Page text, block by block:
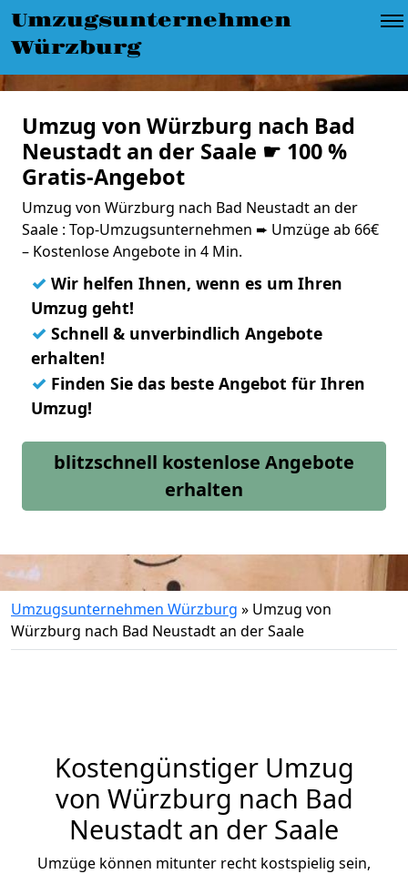
Umzugsunternehmen
Würzburg
Umzug von Würzburg nach Bad
Neustadt an der Saale ☛ 100 %
Gratis-Angebot
Umzug von Würzburg nach Bad Neustadt an der
Saale : Top-Umzugsunternehmen ➨ Umzüge ab 66€
– Kostenlose Angebote in 4 Min.
✓ Wir helfen Ihnen, wenn es um Ihren
Umzug geht!
✓ Schnell & unverbindlich Angebote
erhalten!
✓ Finden Sie das beste Angebot für Ihren
Umzug!
blitzschnell kostenlose Angebote
erhalten
Umzugsunternehmen Würzburg » Umzug von
Würzburg nach Bad Neustadt an der Saale
Kostengünstiger Umzug
von Würzburg nach Bad
Neustadt an der Saale
Umzüge können mitunter recht kostspielig sein,